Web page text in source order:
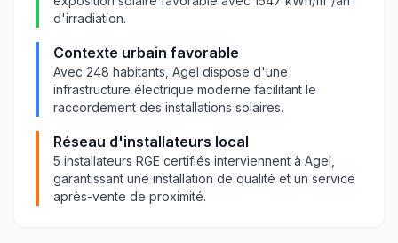
d'irradiation.
Contexte urbain favorable
Avec 248 habitants, Agel dispose d'une
infrastructure électrique moderne facilitant le
raccordement des installations solaires.
Réseau d'installateurs local
5 installateurs RGE certifiés interviennent à Agel
garantissant une installation de qualité et un service
après-vente de proximité.